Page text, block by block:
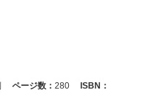
ページ数： 280
ISBN：